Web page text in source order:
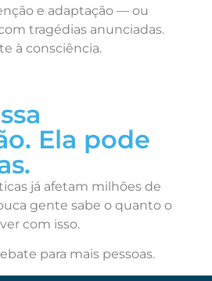
e adaptação — ou
tragédias anunciadas.
à consciência.
Ela pode
já afetam milhões de
gente sabe o quanto o
com isso.
para mais pessoas.